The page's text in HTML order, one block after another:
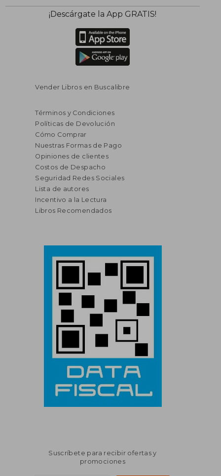
¡Descárgate la App GRATIS!
Vender Libros en Buscalibre
Términos y Condiciones
Políticas de Devolución
Cómo Comprar
Nuestras Formas de Pago
Opiniones de clientes
Costos de Despacho
Seguridad Redes Sociales
Lista de autores
Incentivo a la Lectura
Libros Recomendados
Suscríbete para recibir ofertas y
promociones